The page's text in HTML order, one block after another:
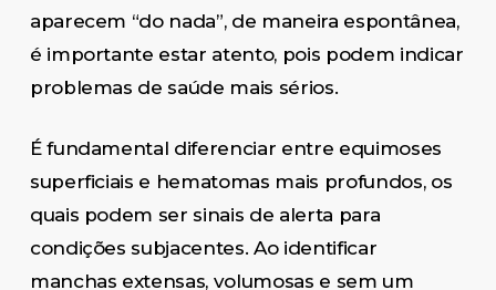
aparecem “do nada”, de maneira espontânea,
é importante estar atento, pois podem indicar
problemas de saúde mais sérios.
É fundamental diferenciar entre equimoses
superficiais e hematomas mais profundos, os
quais podem ser sinais de alerta para
condições subjacentes. Ao identificar
manchas extensas, volumosas e sem um